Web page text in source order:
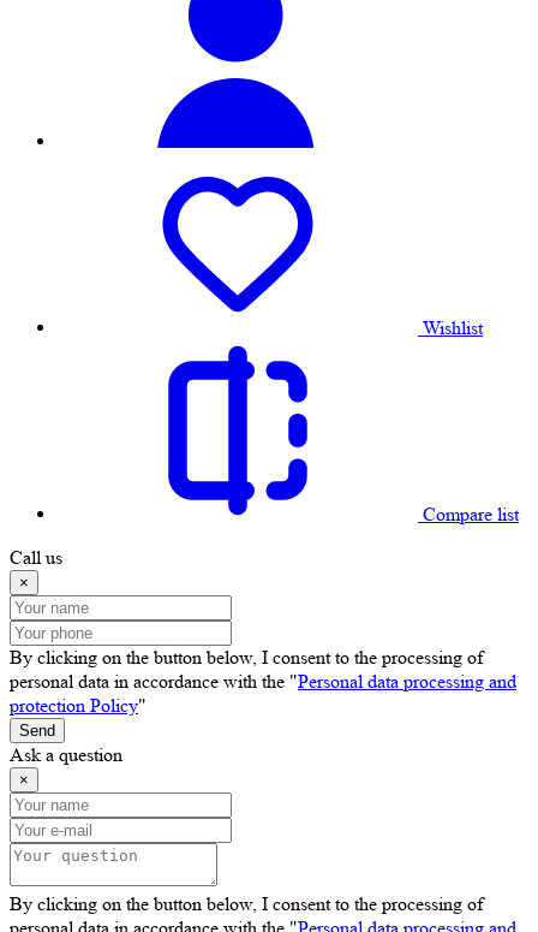
Wishlist
Compare list
Call us
×
By clicking on the button below, I consent to the processing of
personal data in accordance with the "Personal data processing and
protection Policy"
Send
Ask a question
×
By clicking on the button below, I consent to the processing of